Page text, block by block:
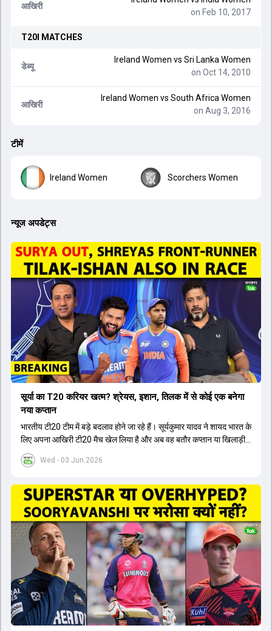
आखिरी
on Feb 10, 2017
T20I MATCHES
डेब्यू
Ireland Women vs Sri Lanka Women
on Oct 14, 2010
आखिरी
Ireland Women vs South Africa Women
on Aug 3, 2016
टीमें
Ireland Women Scorchers Women
न्यूज अपडेट्स
Wed - 03 Jun 2026
सूर्या का T20 करियर खत्म? श्रेयस, इशान, तिलक में से कोई एक बनेगा
नया कप्तान
भारतीय टी20 टीम में बड़े बदलाव होने जा रहे हैं। सूर्यकुमार यादव ने शायद भारत के
लिए अपना आखिरी टी20 मैच खेल लिया है और अब वह बतौर कप्तान या खिलाड़ी
टीम का हिस्सा नहीं होंगे। आयरलैंड और इंग्लैंड के खिलाफ आगामी टी20 सीरीज के
लिए नए कप्तान की तलाश जारी है। इस रेस में श्रेयस अय्यर सबसे आगे चल रहे
पटेल इस रेस में काफी पीछे हैं, जबकि संजू सैमसन और रजत पाटीदार कप्तानी की
दौड़ से बाहर हैं। आगामी सीरीज के लिए वैभव सूर्यवंशी को तीसरे ओपनर के तौर पर
टीम में शामिल किया जाएगा, जबकि अभिषेक शर्मा और संजू सैमसन पहली पसंद
होंगे। इसके अलावा नीतीश रेड्डी को बतौर ऑलराउंडर ज्यादा मौके मिलेंगे। अजीत
अगरकर की अगुवाई वाली चयन समिति और कोच गौतम गंभीर आगामी टी20 वर्ल्ड
कप और 2028 ओलंपिक के लिए लंबी अवधि का विजन लेकर चल रहे हैं।